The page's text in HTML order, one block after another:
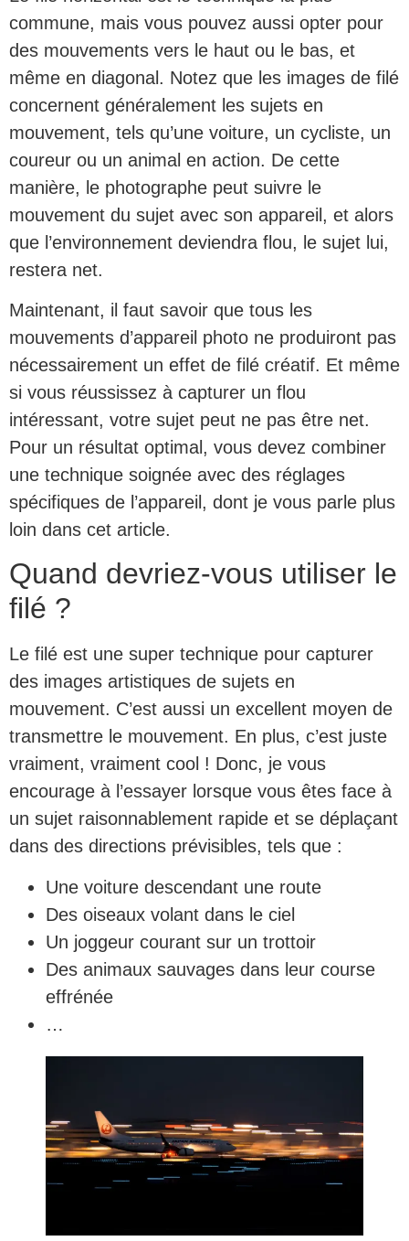
commune, mais vous pouvez aussi opter pour
des mouvements vers le haut ou le bas, et
même en diagonal. Notez que les images de filé
concernent généralement les sujets en
mouvement, tels qu’une voiture, un cycliste, un
coureur ou un animal en action. De cette
manière, le photographe peut suivre le
mouvement du sujet avec son appareil, et alors
que l’environnement deviendra flou, le sujet lui,
restera net.
Maintenant, il faut savoir que tous les
mouvements d’appareil photo ne produiront pas
nécessairement un effet de filé créatif. Et même
si vous réussissez à capturer un flou
intéressant, votre sujet peut ne pas être net.
Pour un résultat optimal, vous devez combiner
une technique soignée avec des réglages
spécifiques de l’appareil, dont je vous parle plus
loin dans cet article.
Quand devriez-vous utiliser le
filé ?
Le filé est une super technique pour capturer
des images artistiques de sujets en
mouvement. C’est aussi un excellent moyen de
transmettre le mouvement. En plus, c’est juste
vraiment, vraiment cool ! Donc, je vous
encourage à l’essayer lorsque vous êtes face à
un sujet raisonnablement rapide et se déplaçant
dans des directions prévisibles, tels que :
Une voiture descendant une route
Des oiseaux volant dans le ciel
Un joggeur courant sur un trottoir
Des animaux sauvages dans leur course
effrénée
…